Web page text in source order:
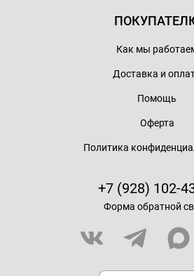
Как мы
Доставка и
Помощь
Оферта
Политика
+7 (928) 102-
Форма обратной